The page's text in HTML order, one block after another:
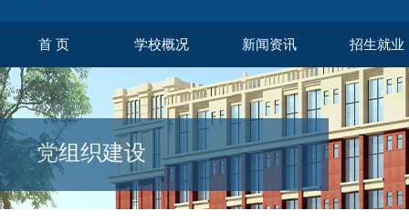
首 页 学校概况 新闻资讯 招生就业
党组织建设